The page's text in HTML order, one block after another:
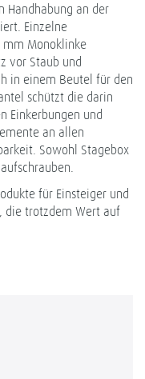
Handhabung an der
Einzelne
mm Monoklinke
vor Staub und
in einem Beutel für den
schützt die darin
Einkerbungen und
an allen
Sowohl Stagebox
für Einsteiger und
die trotzdem Wert auf